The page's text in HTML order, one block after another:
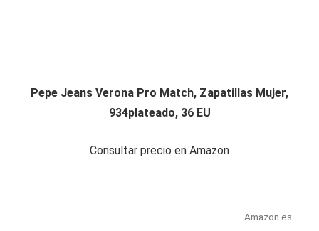
Pepe Jeans Verona Pro Match, Zapatillas Mujer,
934plateado, 36 EU
Consultar precio en Amazon
Amazon.es